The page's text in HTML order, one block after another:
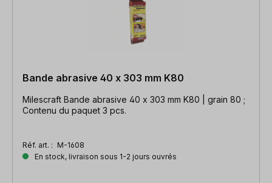
Bande abrasive 40 x 303 mm K80
Milescraft Bande abrasive 40 x 303 mm K80 | grain 80 ;
Contenu du paquet 3 pcs.
Réf. art. : M-1608
En stock, livraison sous 1-2 jours ouvrés